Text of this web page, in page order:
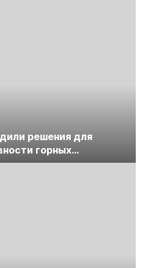
решения для
горных